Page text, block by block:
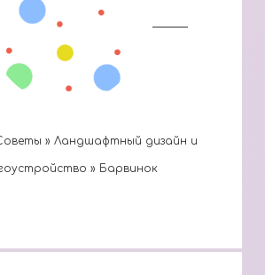
»Ландшафтный дизайн и
» Барвинок